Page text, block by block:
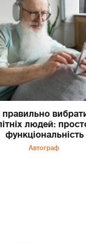
правильно
людей:
функціональність
Автограф